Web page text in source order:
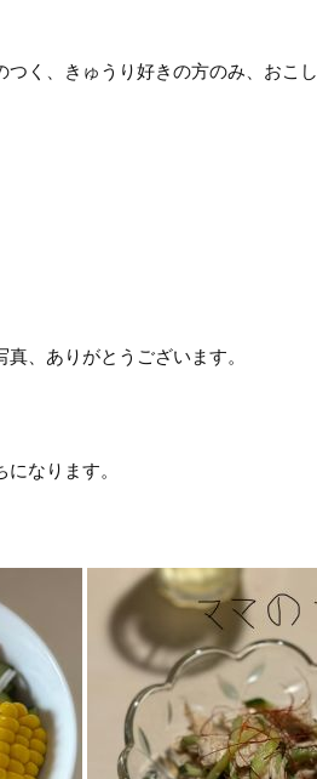
く、きゅうり好きの方のみ、おこし
、ありがとうございます。
なります。